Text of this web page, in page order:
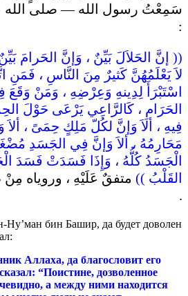
سَمِعْتُ رسول الله — صلى الله
:
(( إنَّ الحَلاَلَ بَيِّنٌ ، وَإنَّ الحَرامَ
لاَ يَعْلَمُهُنَّ كَثيرٌ مِنَ النَّاسِ ، فَمَنِ
اسْتَبْرَأَ لِدِينهِ وَعِرْضِهِ ، وَمَنْ
الحَرَامِ ، كَالرَّاعِي يَرْعَى حَوْلَ
فِيهِ ، ألاَ وَإنَّ لكُلّ مَلِكٍ حِمَىً ،
مَحَارِمُهُ ، ألاَ وَإنَّ فِي الجَسَدِ
الْجَسَدُ كُلُّهُ ، وَإِذَا فَسَدَتْ فَسَدَ
القَلْبُ )) متفقٌ عَلَيْهِ ، وروياه
.
Ну’ман бин Башир, да будет доволен
Аллаха, да благословит его
“Поистине, дозволенное
а между ними находится